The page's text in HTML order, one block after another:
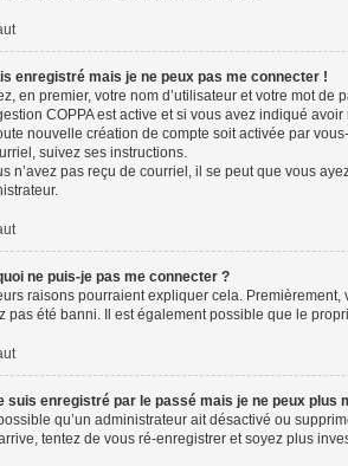
enregistré mais je ne peux pas me connecter !
en premier, votre nom d’utilisateur et votre mot de
COPPA est active et si vous avez indiqué
nouvelle création de compte soit activée par
suivez ses instructions.
n’avez pas reçu de courriel, il se peut que vous
ne puis-je pas me connecter ?
raisons pourraient expliquer cela.
pas été banni. Il est également possible que le
suis enregistré par le passé mais je ne peux plus
possible qu’un administrateur ait désactivé ou
tentez de vous ré-enregistrer et soyez plus